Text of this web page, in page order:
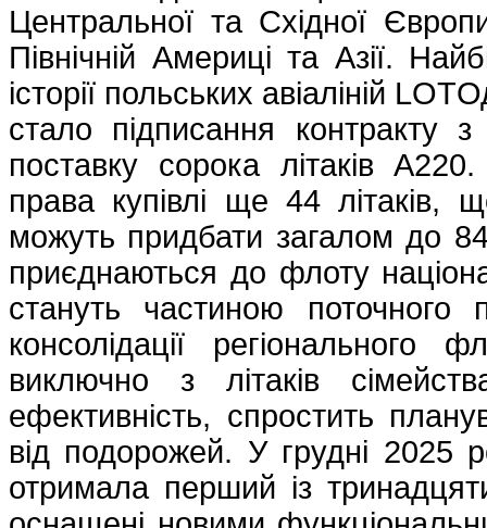
Центральної та Східної
Північній Америці та Азії.
історії польських авіаліній
стало підписання контракту
поставку сорока літаків
права купівлі ще 44 літаків,
можуть придбати загалом до
приєднаються до флоту
стануть частиною поточного
консолідації
виключно з літаків
ефективність, спростить
від подорожей. У грудні 2025
отримала перший із